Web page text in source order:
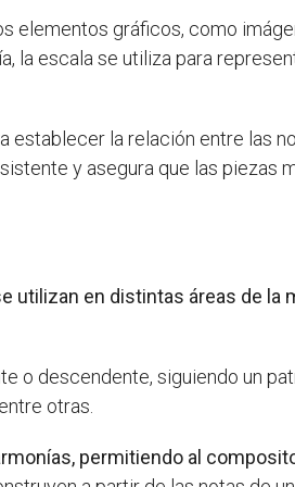
elementos gráficos, como
la escala se utiliza para
la relación entre las
y asegura que las piezas
en distintas áreas de la
o descendente, siguiendo un
otras.
permitiendo al